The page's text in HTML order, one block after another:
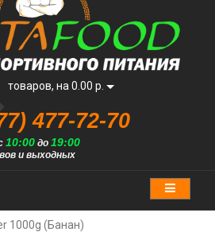
товаров, на 0.00 р.
477-72-70
10:00до 19:00
и выходных
1000g (Банан)